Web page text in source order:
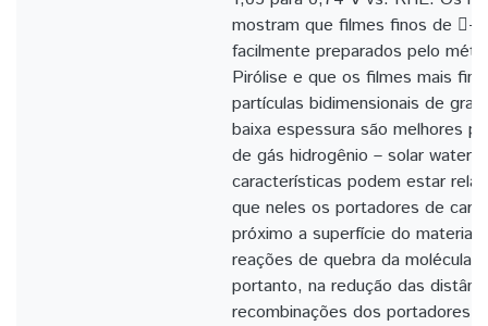
mostram que filmes finos de -
facilmente preparados pelo
Pirólise e que os filmes mais
partículas bidimensionais de
baixa espessura são melhores
de gás hidrogênio – solar water
características podem estar
que neles os portadores de
próximo a superfície do material
reações de quebra da molécula
portanto, na redução das
recombinações dos portadores